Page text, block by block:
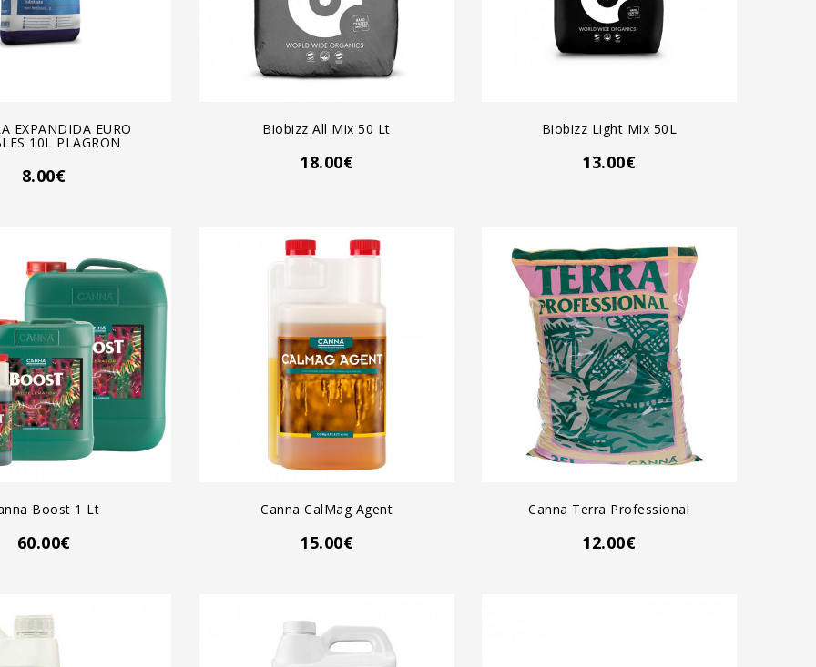
EXPANDIDA EURO
10L PLAGRON
8.00€
Biobizz All Mix 50 Lt
18.00€
Biobizz Light Mix 50L
13.00€
Boost 1 Lt
60.00€
Canna CalMag Agent
15.00€
Canna Terra Professional
12.00€